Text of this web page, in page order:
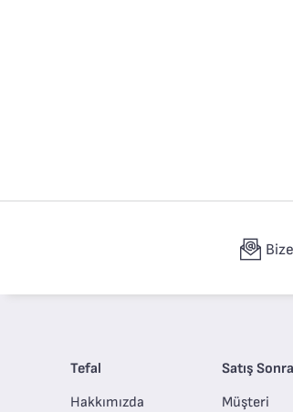
Tefal
Hakkımızda
Satış
Müşteri